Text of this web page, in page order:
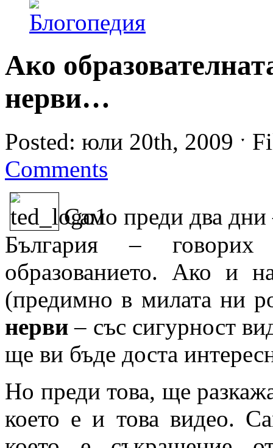
Ако
нерви…
Posted: юли 20th, 2009 ˑ
Comments
Само преди два
България –
образованието. Ако и
(предимно в милата ни
нерви – със сигурност
ще ви бъде доста
Но преди това, ще
което е и това видео.